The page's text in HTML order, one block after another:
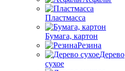
Пластмасса
Бумага, картон
Резина
Дерево
сухое